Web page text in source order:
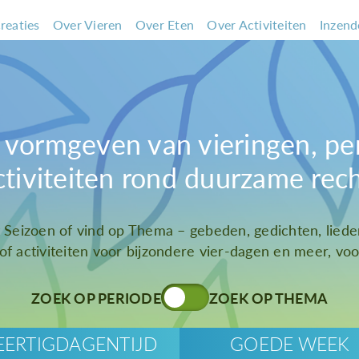
Over Vieren Over Eten Over Activiteiten
van vieringen,
rond duurzame
of vind op Thema – gebeden, gedichten,
of activiteiten voor bijzondere vier-dagen en meer,
ZOEK OP PERIODE ZOEK OP THEMA
GOEDE WEEK